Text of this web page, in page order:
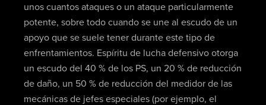
unos cuantos ataques o un ataque particularmente
potente, sobre todo cuando se une al escudo de un
apoyo que se suele tener durante este tipo de
enfrentamientos. Espíritu de lucha defensivo otorga
un escudo del 40 % de los PS, un 20 % de reducción
de daño, un 50 % de reducción del medidor de las
mecánicas de jefes especiales (por ejemplo, el